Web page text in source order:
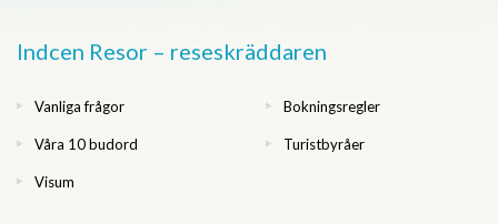
Indcen Resor – reseskräddaren
Vanliga frågor Bokningsregler
Våra 10 budord Turistbyråer
Visum